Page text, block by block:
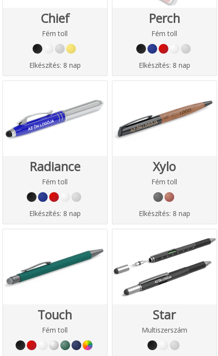
Chief
Fém toll
Elkészítés: 8 nap
Perch
Fém toll
Elkészítés: 8 nap
Radiance
Fém toll
Elkészítés: 8 nap
Xylo
Fém toll
Elkészítés: 8 nap
Touch
Fém toll
Star
Multiszerszám